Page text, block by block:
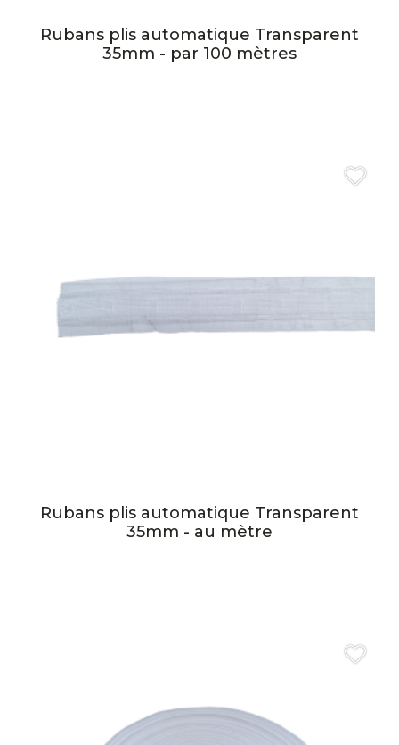
Rubans plis automatique Transparent
35mm - par 100 mètres
Rubans plis automatique Transparent
35mm - au mètre